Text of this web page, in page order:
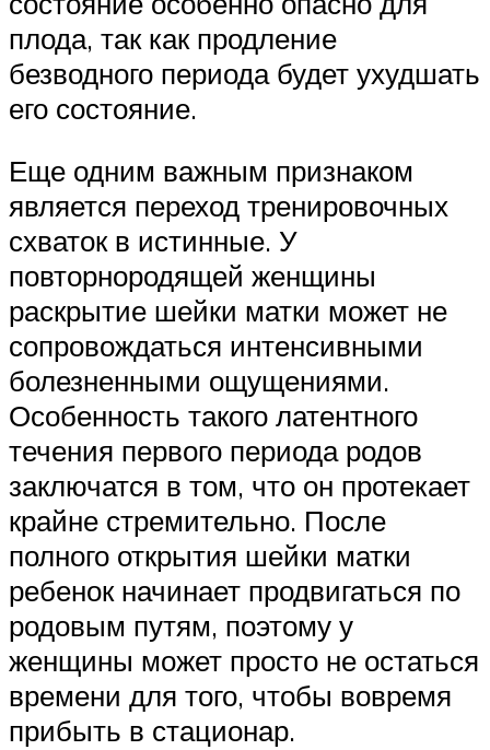
плода, так как продление
безводного периода будет ухудшать
его состояние.
Еще одним важным признаком
является переход тренировочных
схваток в истинные. У
повторнородящей женщины
раскрытие шейки матки может не
сопровождаться интенсивными
болезненными ощущениями.
Особенность такого латентного
течения первого периода родов
заключатся в том, что он протекает
крайне стремительно. После
полного открытия шейки матки
ребенок начинает продвигаться по
родовым путям, поэтому у
женщины может просто не остаться
времени для того, чтобы вовремя
прибыть в стационар.